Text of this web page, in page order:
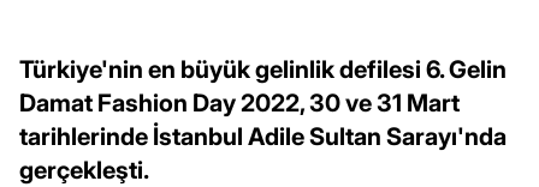
Türkiye'nin en büyük gelinlik defilesi 6. Gelin
Damat Fashion Day 2022, 30 ve 31 Mart
tarihlerinde İstanbul Adile Sultan Sarayı'nda
gerçekleşti.